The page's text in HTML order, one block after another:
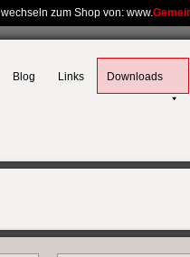
wechseln zum Shop von: www.
Blog Links Downloads